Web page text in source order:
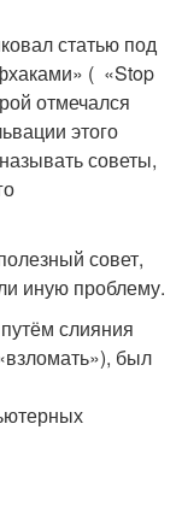
статью под
( «Stop
отмечался
этого
советы,
совет,
иную проблему.
слияния
был